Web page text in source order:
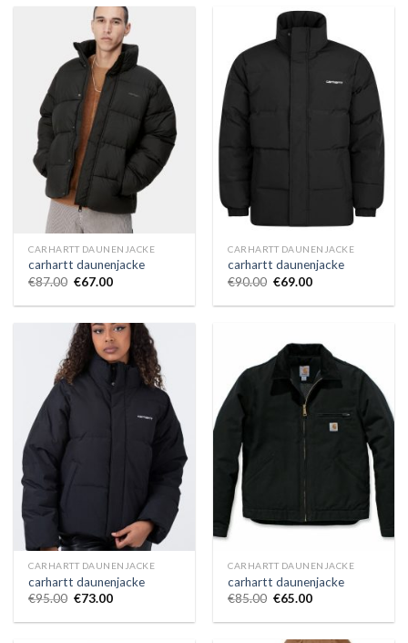
CARHARTT DAUNENJACKE
carhartt daunenjacke
€87.00 €67.00
CARHARTT DAUNENJACKE
carhartt daunenjacke
€90.00 €69.00
CARHARTT DAUNENJACKE
carhartt daunenjacke
€95.00 €73.00
CARHARTT DAUNENJACKE
carhartt daunenjacke
€85.00 €65.00